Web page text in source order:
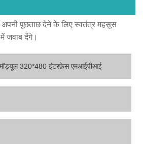
अपनी पूछताछ देने के लिए स्वतंत्र महसूस
जवाब देंगे।